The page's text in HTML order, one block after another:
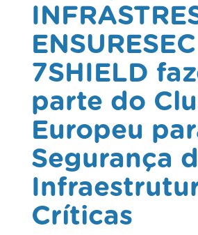
7SHIELD
parte do
Europeu
Segurança
Críticas